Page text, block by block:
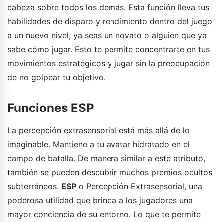
cabeza sobre todos los demás. Esta función lleva tus
habilidades de disparo y rendimiento dentro del juego
a un nuevo nivel, ya seas un novato o alguien que ya
sabe cómo jugar. Esto te permite concentrarte en tus
movimientos estratégicos y jugar sin la preocupación
de no golpear tu objetivo.
Funciones ESP
La percepción extrasensorial está más allá de lo
imaginable. Mantiene a tu avatar hidratado en el
campo de batalla. De manera similar a este atributo,
también se pueden descubrir muchos premios ocultos
subterráneos. ESP o Percepción Extrasensorial, una
poderosa utilidad que brinda a los jugadores una
mayor conciencia de su entorno. Lo que te permite